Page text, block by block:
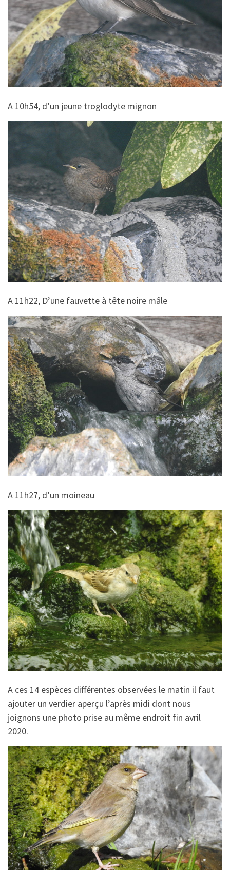
A 10h54, d’un jeune troglodyte mignon
A 11h22, D’une fauvette à tête noire mâle
A 11h27, d’un moineau
A ces 14 espèces différentes observées le matin il faut
ajouter un verdier aperçu l’après midi dont nous
joignons une photo prise au même endroit fin avril
2020.